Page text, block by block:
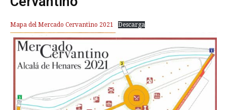
Mapa del Mercado Cervantino 2021 Descarga